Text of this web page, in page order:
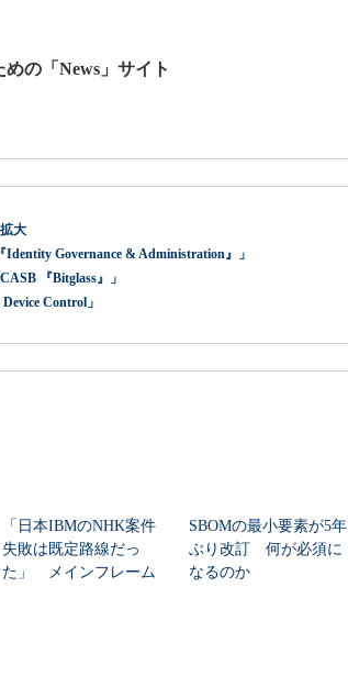
の「News」サイト
大
Governance & Administration』」
『Bitglass』」
Control」
「日本IBMのNHK案件
失敗は既定路線だっ
た」 メインフレーム
SBOMの最小要素が5年
ぶり改訂 何が必須に
なるのか